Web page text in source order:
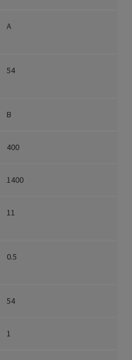
A
54
B
400
1400
11
0.5
54
1